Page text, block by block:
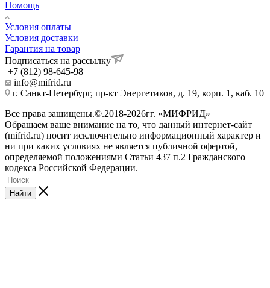
Помощь
Условия оплаты
Условия доставки
Гарантия на товар
Подписаться на рассылку
+7 (812) 98-645-98
info@mifrid.ru
г. Санкт-Петербург, пр-кт Энергетиков, д. 19, корп. 1, каб. 10
Все права защищены.©.2018-2026гг. «МИФРИД»
Обращаем ваше внимание на то, что данный интернет-сайт
(mifrid.ru) носит исключительно информационный характер и
ни при каких условиях не является публичной офертой,
определяемой положениями Статьи 437 п.2 Гражданского
кодекса Российской Федерации.
Найти